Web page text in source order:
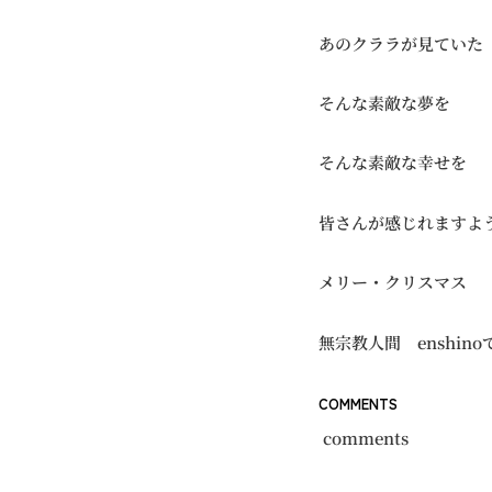
あのクララが見ていた
そんな素敵な夢を
そんな素敵な幸せを
皆さんが感じれますよ
メリー・クリスマス
無宗教人間 enshinoで
COMMENTS
comments